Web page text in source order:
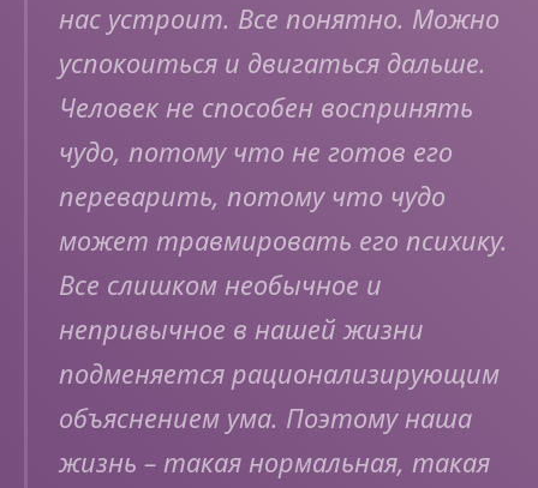
нас устроит. Все понятно. Можно
успокоиться и двигаться дальше.
Человек не способен воспринять
чудо, потому что не готов его
переварить, потому что чудо
может травмировать его психику.
Все слишком необычное и
непривычное в нашей жизни
подменяется рационализирующим
объяснением ума. Поэтому наша
жизнь – такая нормальная, такая